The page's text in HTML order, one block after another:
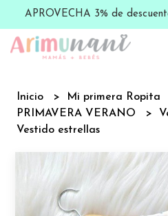
APROVECHA 3% de
Inicio
Mi primera Ropita
PRIMAVERA VERANO
Vestido estrellas